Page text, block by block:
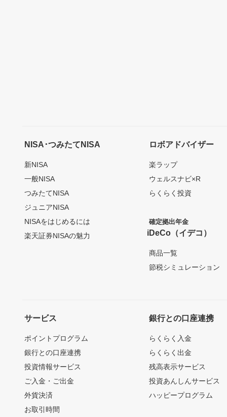
NISA･つみたてNISA
新NISA
一般NISA
つみたてNISA
ジュニアNISA
NISAをはじめるには
楽天証券NISAの魅力
ロボアドバイザー
楽ラップ
ウェルスナビ×R
らくらく投資
確定拠出年金
iDeCo（イデコ）
商品一覧
節税シミュレーション
サービス
ポイントプログラム
銀行との口座連携
投資情報サービス
ご入金・ご出金
外貨決済
お取引時間
銀行との口座連携
らくらく入金
らくらく出金
残高表示サービス
投資あんしんサービス
ハッピープログラム